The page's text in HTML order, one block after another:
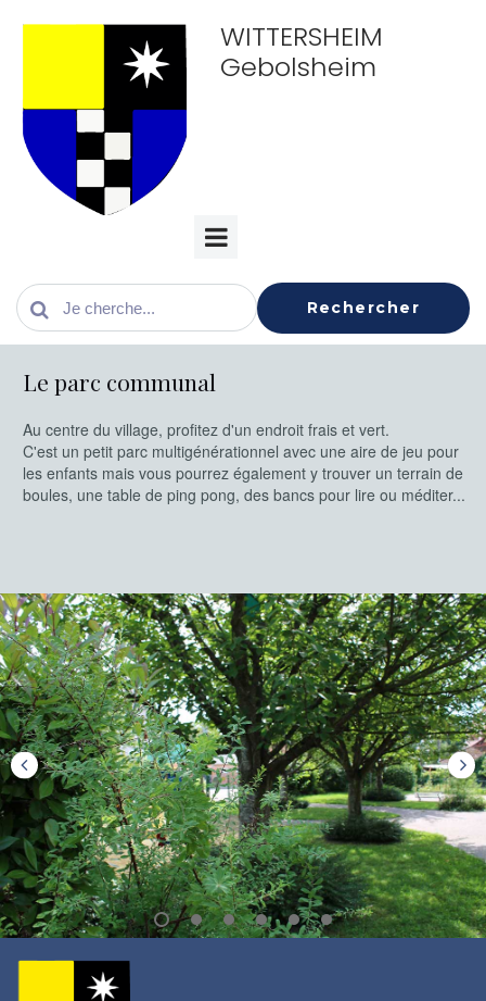
WITTERSHEIM
Gebolsheim
Rechercher
Le parc communal
Au centre du village, profitez d'un endroit frais et vert.
C'est un petit parc multigénérationnel avec une aire de jeu pour
les enfants mais vous pourrez également y trouver un terrain de
boules, une table de ping pong, des bancs pour lire ou méditer...